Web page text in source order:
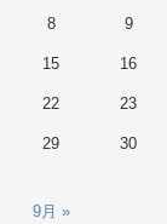
8 9
15 16
22 23
29 30
9月 »